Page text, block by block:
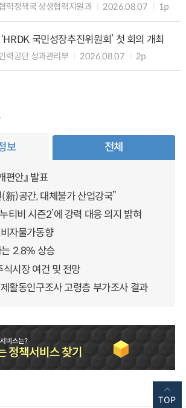
력정책국 상생협력지원과 2026.08.07 1p
국민성장추진위원회’ 첫 회의 개최
력공단 성과관리부 2026.08.07 2p
보 전체
편안』 발표
新)공간, 대체불가 산업강국”
티비 시즌2’에 강력 대응 의지 밝혀
자물가동향
2.8% 상승
시장 여건 및 전망
활동인구조사 고령층 부가조사 결과
TOP